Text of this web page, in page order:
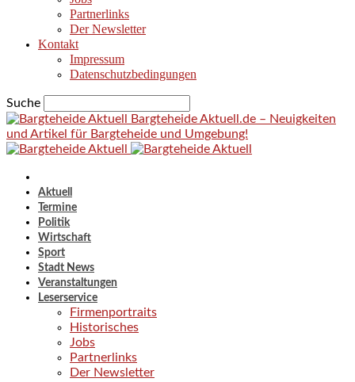
Partnerlinks
Der Newsletter
Kontakt
Impressum
Datenschutzbedingungen
Suche
Bargteheide Aktuell.de – Neuigkeiten
und Artikel für Bargteheide und Umgebung!
Aktuell
Termine
Politik
Wirtschaft
Sport
Stadt News
Veranstaltungen
Leserservice
Firmenportraits
Historisches
Jobs
Partnerlinks
Der Newsletter